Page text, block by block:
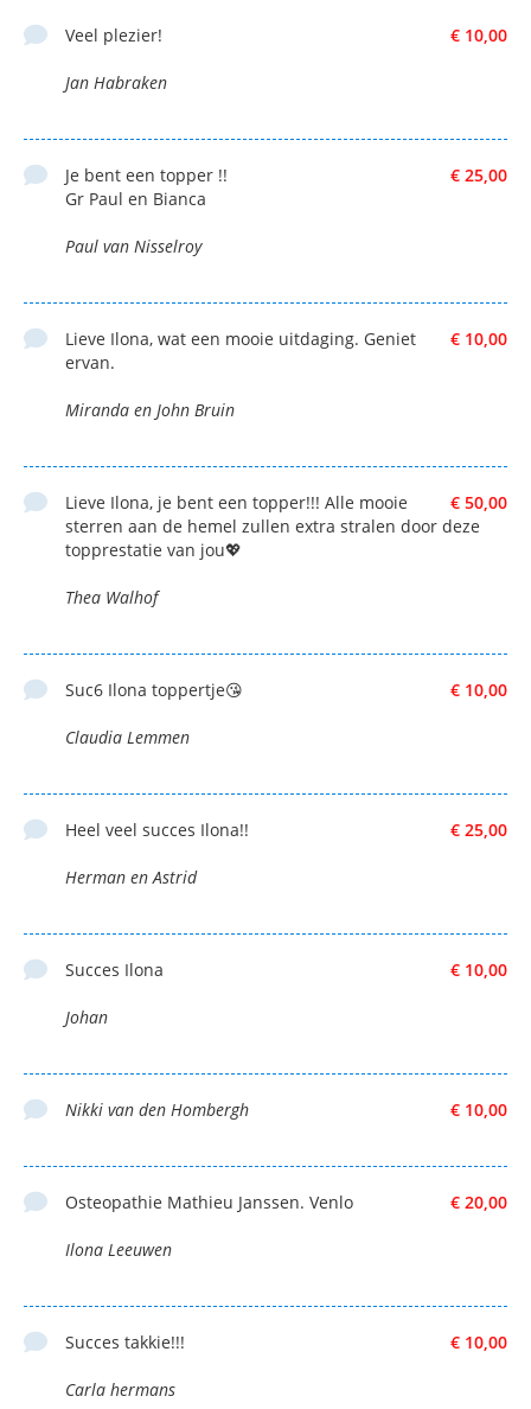
€ 10,00
Veel plezier!
Jan Habraken
€ 25,00
Je bent een topper !!
Gr Paul en Bianca
Paul van Nisselroy
€ 10,00
Lieve Ilona, wat een mooie uitdaging. Geniet
ervan.
Miranda en John Bruin
€ 50,00
Lieve Ilona, je bent een topper!!! Alle mooie
sterren aan de hemel zullen extra stralen door deze
topprestatie van jou💖
Thea Walhof
€ 10,00
Suc6 Ilona toppertje😘
Claudia Lemmen
€ 25,00
Heel veel succes Ilona!!
Herman en Astrid
€ 10,00
Succes Ilona
Johan
€ 10,00
Nikki van den Hombergh
€ 20,00
Osteopathie Mathieu Janssen. Venlo
Ilona Leeuwen
€ 10,00
Succes takkie!!!
Carla hermans